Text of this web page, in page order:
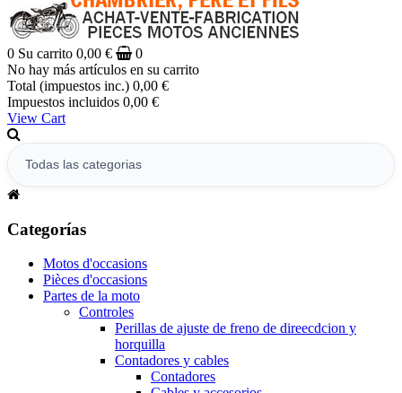
0 Su carrito 0,00 €
0
No hay más artículos en su carrito
Total (impuestos inc.) 0,00 €
Impuestos incluidos 0,00 €
View Cart
Categorías
Motos d'occasions
Pièces d'occasions
Partes de la moto
Controles
Perillas de ajuste de freno de direecdcion y
horquilla
Contadores y cables
Contadores